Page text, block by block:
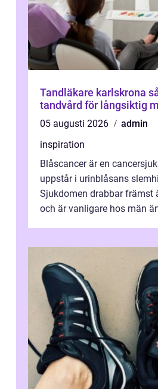
Tandläkare karlskrona så väljer du rätt
tandvård för långsiktig
05 augusti 2026
admin
inspiration
Blåscancer är en
uppstår i urinblåsans
Sjukdomen drabbar främst
och är vanligare hos män